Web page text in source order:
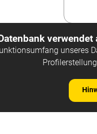
unseres